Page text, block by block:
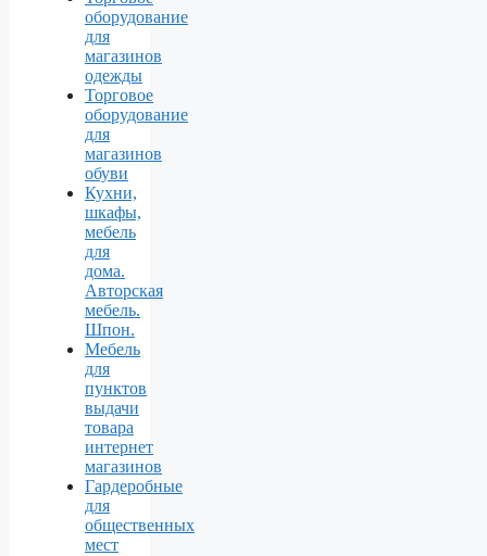
оборудование
для
магазинов
одежды
Торговое
оборудование
для
магазинов
обуви
Кухни,
шкафы,
мебель
для
дома.
Авторская
мебель.
Шпон.
Мебель
для
пунктов
выдачи
товара
интернет
магазинов
Гардеробные
для
общественных
мест